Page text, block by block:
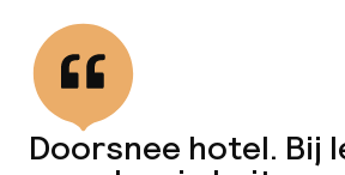
Doorsnee hotel. Bij